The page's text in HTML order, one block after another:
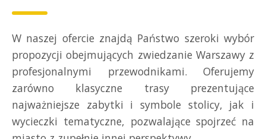
W naszej ofercie znajdą Państwo szeroki wybór
propozycji obejmujących zwiedzanie Warszawy z
profesjonalnymi przewodnikami. Oferujemy
zarówno klasyczne trasy prezentujące
najważniejsze zabytki i symbole stolicy, jak i
wycieczki tematyczne, pozwalające spojrzeć na